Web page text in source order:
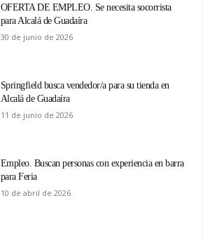
OFERTA DE EMPLEO. Se necesita socorrista
para Alcalá de Guadaíra
30 de junio de 2026
Springfield busca vendedor/a para su tienda en
Alcalá de Guadaíra
11 de junio de 2026
Empleo. Buscan personas con experiencia en barra
para Feria
10 de abril de 2026